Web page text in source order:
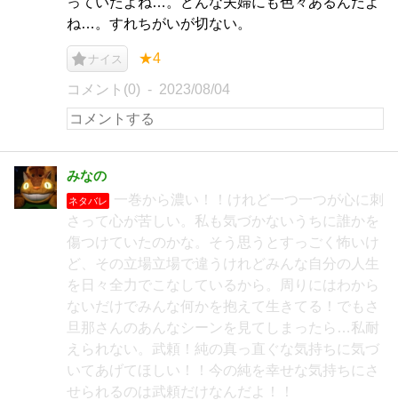
ね…。すれちがいが切ない。
ナイス ★4
コメント(0) 2023/08/04
みなの
ネタバレ
一巻から濃い！！けれど一つ一つが心に刺
さって心が苦しい。私も気づかないうちに誰かを
傷つけていたのかな。そう思うとすっごく怖いけ
ど、その立場立場で違うけれどみんな自分の人生
を日々全力でこなしているから。周りにはわから
ないだけでみんな何かを抱えて生きてる！でもさ
旦那さんのあんなシーンを見てしまったら…私耐
えられない。武頼！純の真っ直ぐな気持ちに気づ
いてあげてほしい！！今の純を幸せな気持ちにさ
せられるのは武頼だけなんだよ！！